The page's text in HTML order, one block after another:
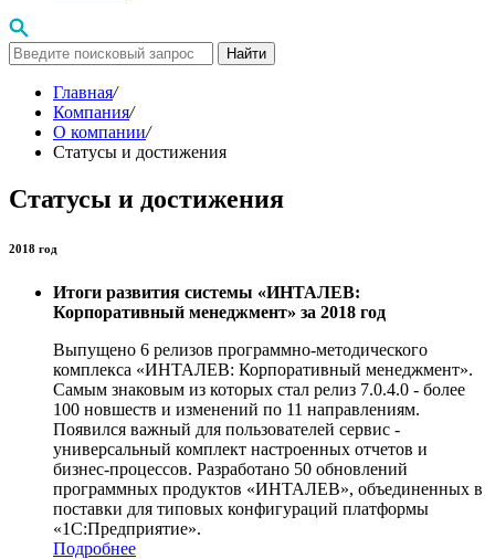
Найти
Главная/
Компания/
О компании/
Статусы и достижения
Статусы и достижения
2018 год
Итоги развития системы «ИНТАЛЕВ:
Корпоративный менеджмент» за 2018 год
Выпущено 6 релизов программно-методического
комплекса «ИНТАЛЕВ: Корпоративный менеджмент».
Самым знаковым из которых стал релиз 7.0.4.0 - более
100 новшеств и изменений по 11 направлениям.
Появился важный для пользователей сервис -
универсальный комплект настроенных отчетов и
бизнес-процессов. Разработано 50 обновлений
программных продуктов «ИНТАЛЕВ», объединенных в
поставки для типовых конфигураций платформы
«1С:Предприятие».
Подробнее